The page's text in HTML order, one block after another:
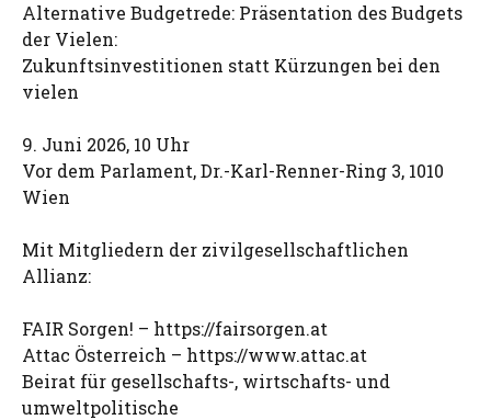
Alternative Budgetrede: Präsentation des Budgets
der Vielen:
Zukunftsinvestitionen statt Kürzungen bei den
vielen
9. Juni 2026, 10 Uhr
Vor dem Parlament, Dr.-Karl-Renner-Ring 3, 1010
Wien
Mit Mitgliedern der zivilgesellschaftlichen
Allianz:
FAIR Sorgen! – https://fairsorgen.at
Attac Österreich – https://www.attac.at
Beirat für gesellschafts-, wirtschafts- und
umweltpolitische